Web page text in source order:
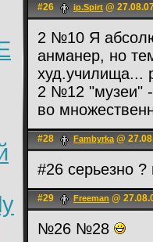
#26 ip.Spirt @
2 №10 Я
анманер, но
худ.училища...
2 №12 "музеи" -
во
#28 Fambyrka@
#26 серьезно
#29 Freeman @
№26 №28